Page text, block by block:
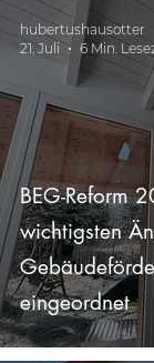
BEG-Reform
wichtigsten
eingeordnet
hubertushausotter
21. Juli
6 Min.